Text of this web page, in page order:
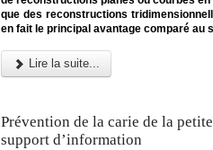
que des reconstructions
en fait le principal avantage comparé au
Lire la suite...
Prévention de la carie de la
support d’information